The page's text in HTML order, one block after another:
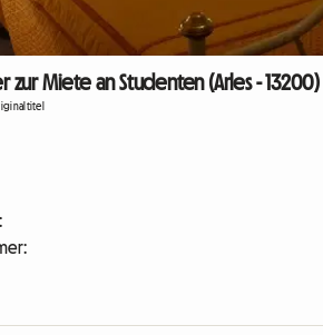
Miete an Studenten (Arles - 13200)